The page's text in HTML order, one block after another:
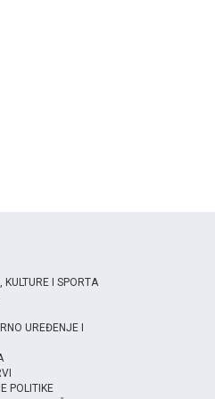
I SPORTA
UREĐENJE I
POLITIKE